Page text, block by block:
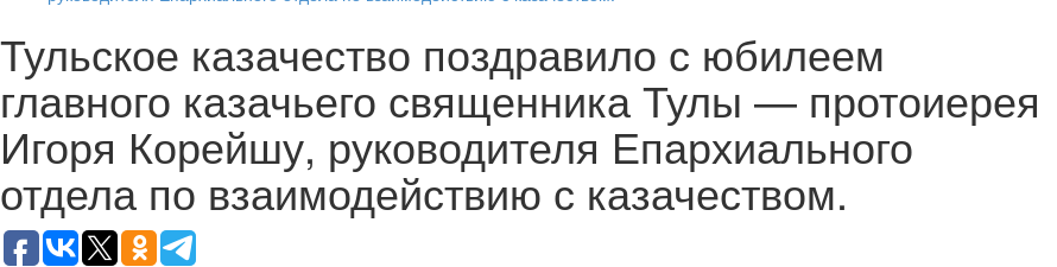
Тульское казачество поздравило с юбилеем
главного казачьего священника Тулы — протоиерея
Игоря Корейшу, руководителя Епархиального
отдела по взаимодействию с казачеством.